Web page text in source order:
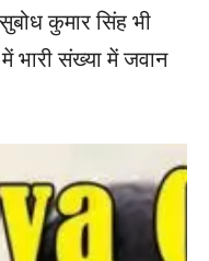
कुमार सिंह भी
भारी संख्या में जवान